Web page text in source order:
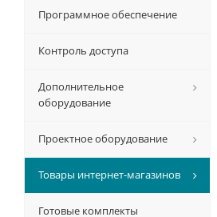
Программное обеспечение
Контроль доступа
Дополнительное
оборудование
Проектное оборудование
Товары интернет-магазинов
Готовые комплекты